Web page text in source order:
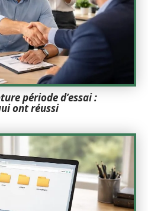
période d’essai :
ont réussi